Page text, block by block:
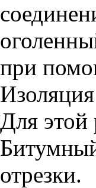
при
Для этой
отрезки.